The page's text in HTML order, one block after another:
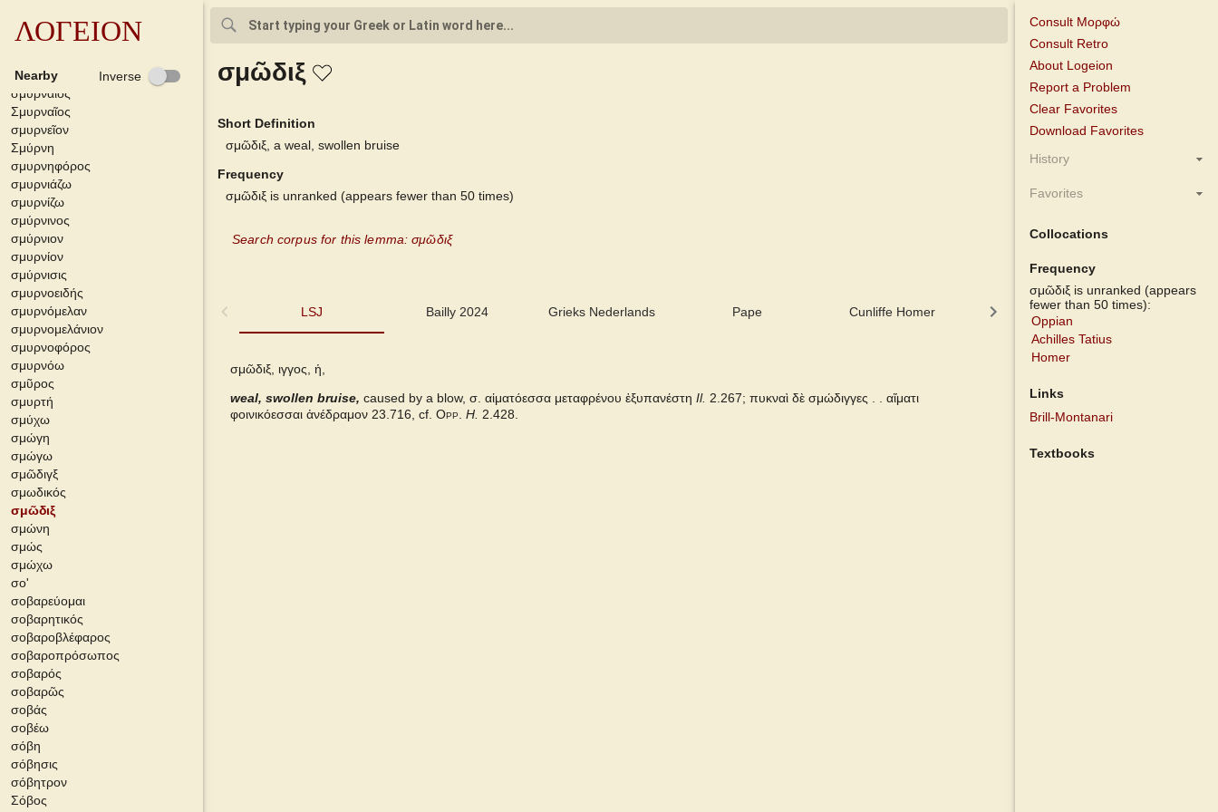
ΛΟΓΕΙΟΝ
Nearby Inverse
σμυρίτης λίθος
σμύρνα
Σμυρναϊκός
σμυρναῖος
Σμυρναῖος
σμυρνεῖον
Σμύρνη
σμυρνηφόρος
σμυρνιάζω
σμυρνίζω
σμύρνινος
σμύρνιον
σμυρνίον
σμύρνισις
σμυρνοειδής
σμυρνόμελαν
σμυρνομελάνιον
σμυρνοφόρος
σμυρνόω
σμῦρος
σμυρτή
σμύχω
σμώγη
σμώγω
σμῶδιγξ
σμωδικός
σμῶδιξ
σμώνη
σμώς
σμώχω
σοʹ
σοβαρεύομαι
σοβαρητικός
σοβαροβλέφαρος
σοβαροπρόσωπος
σοβαρός
σοβαρῶς
σοβάς
σοβέω
σόβη
σόβησις
σόβητρον
Σόβος
σμῶδιξ
Short Definition
σμῶδιξ, a weal, swollen bruise
Frequency
σμῶδιξ is unranked (appears fewer than 50 times)
Search corpus for this lemma: σμῶδιξ
LSJ Bailly 2024 Grieks Nederlands Pape Cunliffe Homer Autenrieth Homer Middle
Grieks Nederlands
σμῶδιξ, ιγγος, ἡ,
weal, swollen bruise, caused by a blow, σ. αἱματόεσσα μεταφρένου ἐξυπανέστη Il. 2.267; πυκναὶ δὲ σμώδιγγες . . αἵματι
φοινικόεσσαι ἀνέδραμον 23.716, cf. Opp. H. 2.428.
Consult Μορφώ
Consult Retro
About Logeion
Report a Problem
Clear Favorites
Download Favorites
History
Favorites
Collocations
Frequency
σμῶδιξ is unranked (appears
fewer than 50 times):
Oppian
Achilles Tatius
Homer
Links
Brill-Montanari
Textbooks